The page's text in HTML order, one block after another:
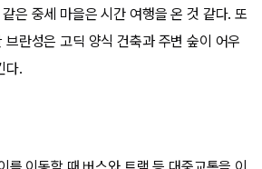
은 중세 마을은 시간 여행을 온 것 같다. 또
란성은 고딕 양식 건축과 주변 숲이 어우
다.